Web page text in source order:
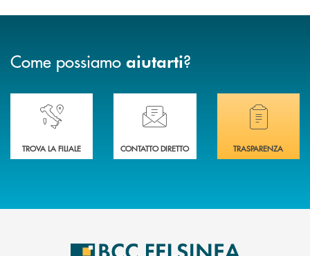
Come possiamo aiutarti?
Accedi all' elenco completo delle nostre&nbsp; filiali .
TROVA LA FILIALE
Ti serve assistenza immediata? Contattaci!
CONTATTO DIRETTO
Hai bisogno di
TRASPARENZA